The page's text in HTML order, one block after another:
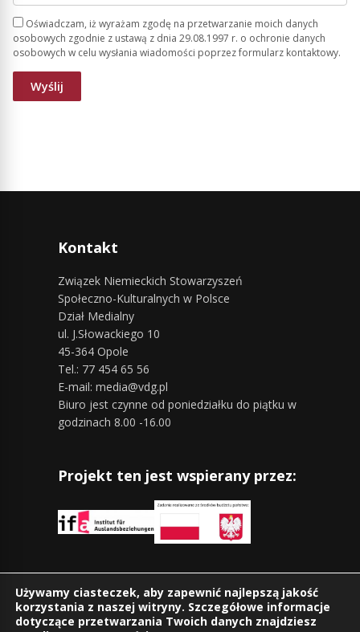
Oświadczam, iż wyrażam zgodę na przetwarzanie moich danych
osobowych zgodnie z ustawą z dnia 29.08.1997 r. o ochronie danych
osobowych w celu wysłania wiadomości poprzez formularz kontaktowy.
Kontakt
Związek Niemieckich Stowarzyszeń
Społeczno-Kulturalnych w Polsce
Dział Medialny
ul. J.Słowackiego 10
45-364 Opole
Tel.: 77 454 65 56
E-mail: media@vdg.pl
Biuro jest czynne od poniedziałku do piątku w
godzinach 8.00 -16.00
Projekt ten jest wspierany przez:
Znajdziesz nas również na:
Używamy ciasteczek, aby zapewnić najlepszą jakość
korzystania z naszej witryny. Szczegółowe informacje
dotyczące przetwarzania Twoich danych znajdziesz